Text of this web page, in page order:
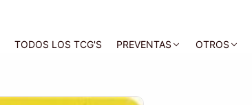
TODOS LOS TCG'S PREVENTAS OTROS